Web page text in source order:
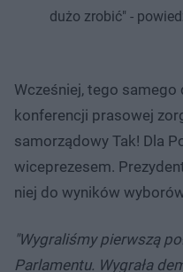
dużo zrobić" -
Wcześniej, tego samego
konferencji prasowej
samorządowy Tak! Dla
wiceprezesem.
niej do wyników
"Wygraliśmy pierwszą
Parlamentu. Wygrała